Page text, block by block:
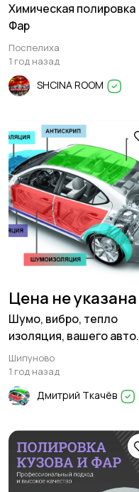
Химическая полировка
Фар
Поспелиха
1 год назад
SHCINA ROOM
Цена не указана
Шумо, вибро, тепло
изоляция, вашего авто.
Шипуново
1 год назад
Дмитрий Ткачёв